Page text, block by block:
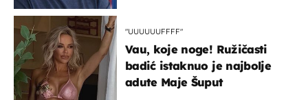
"UUUUUUFFFF"
Vau, koje noge! Ružičasti
badić istaknuo je najbolje
adute Maje Šuput